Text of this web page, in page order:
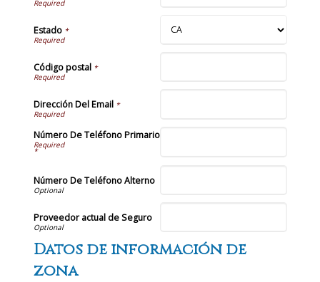
Estado*
Código postal *
Dirección Del Email *
Número De Teléfono Primario
*
Número De Teléfono Alterno
Proveedor actual de Seguro
Datos de información de
zona